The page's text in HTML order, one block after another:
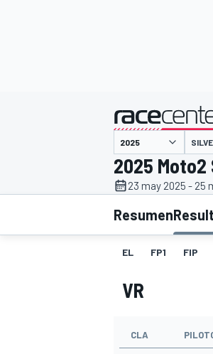
INDYCAR
2025
23 may 2025 - 25
Resumen
EL FP1 FIP
VR
CLA